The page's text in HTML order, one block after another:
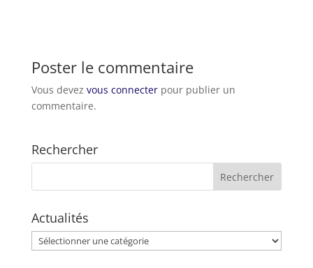
Poster le commentaire
Vous devez vous connecterpour publier un
commentaire.
Rechercher
Actualités
Actualités